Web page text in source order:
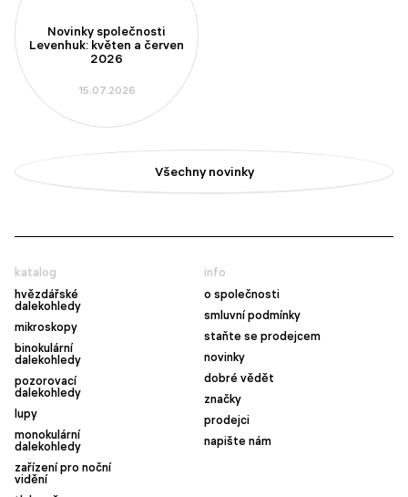
Novinky společnosti
Levenhuk: květen a červen
2026
15.07.2026
Všechny novinky
katalog
hvězdářské
dalekohledy
mikroskopy
binokulární
dalekohledy
pozorovací
dalekohledy
lupy
monokulární
dalekohledy
zařízení pro noční
vidění
info
o společnosti
smluvní podmínky
staňte se prodejcem
novinky
dobré vědět
značky
prodejci
napište nám